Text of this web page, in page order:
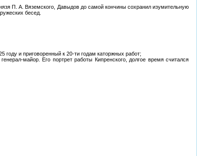
П. А. Вяземского, Давыдов до самой кончины сохранил изумительную
бесед.
и приговоренный к 20-ти годам каторжных работ;
майор. Его портрет работы Кипренского, долгое время считался